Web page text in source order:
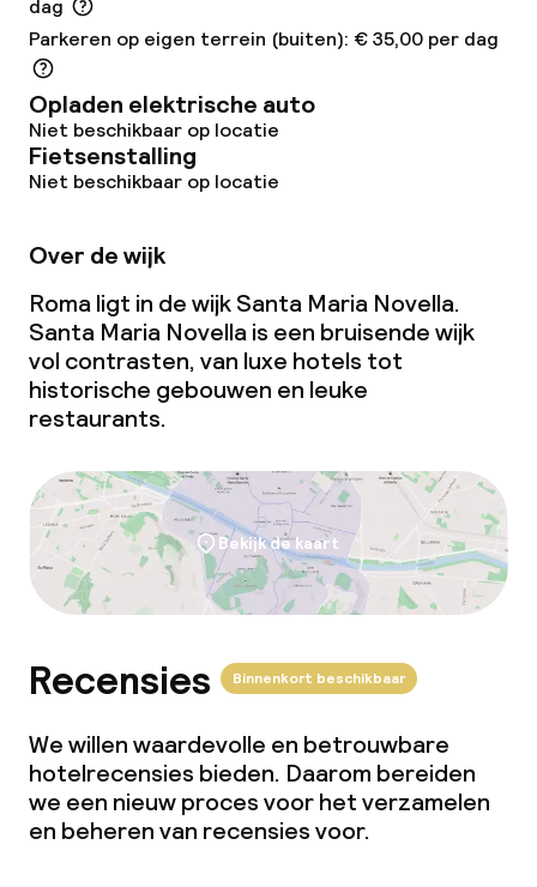
Wasservice
Zakelijke faciliteiten
Vergaderruimte
dag
Parkeren op eigen terrein (buiten): € 35,00 per dag
Opladen elektrische auto
Niet beschikbaar op locatie
Fietsenstalling
Niet beschikbaar op locatie
Over de wijk
Roma ligt in de wijk Santa Maria Novella.
Santa Maria Novella is een bruisende wijk
vol contrasten, van luxe hotels tot
historische gebouwen en leuke
restaurants.
Bekijk de kaart
Recensies Binnenkort beschikbaar
We willen waardevolle en betrouwbare
hotelrecensies bieden. Daarom bereiden
we een nieuw proces voor het verzamelen
en beheren van recensies voor.